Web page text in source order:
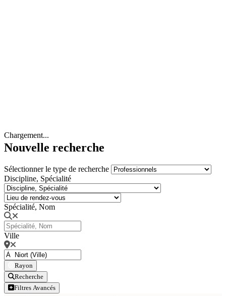
Chargement...
Nouvelle recherche
Sélectionner le type de recherche
Discipline, Spécialité
Spécialité, Nom
Ville
Rayon
Recherche
Filtres Avancés